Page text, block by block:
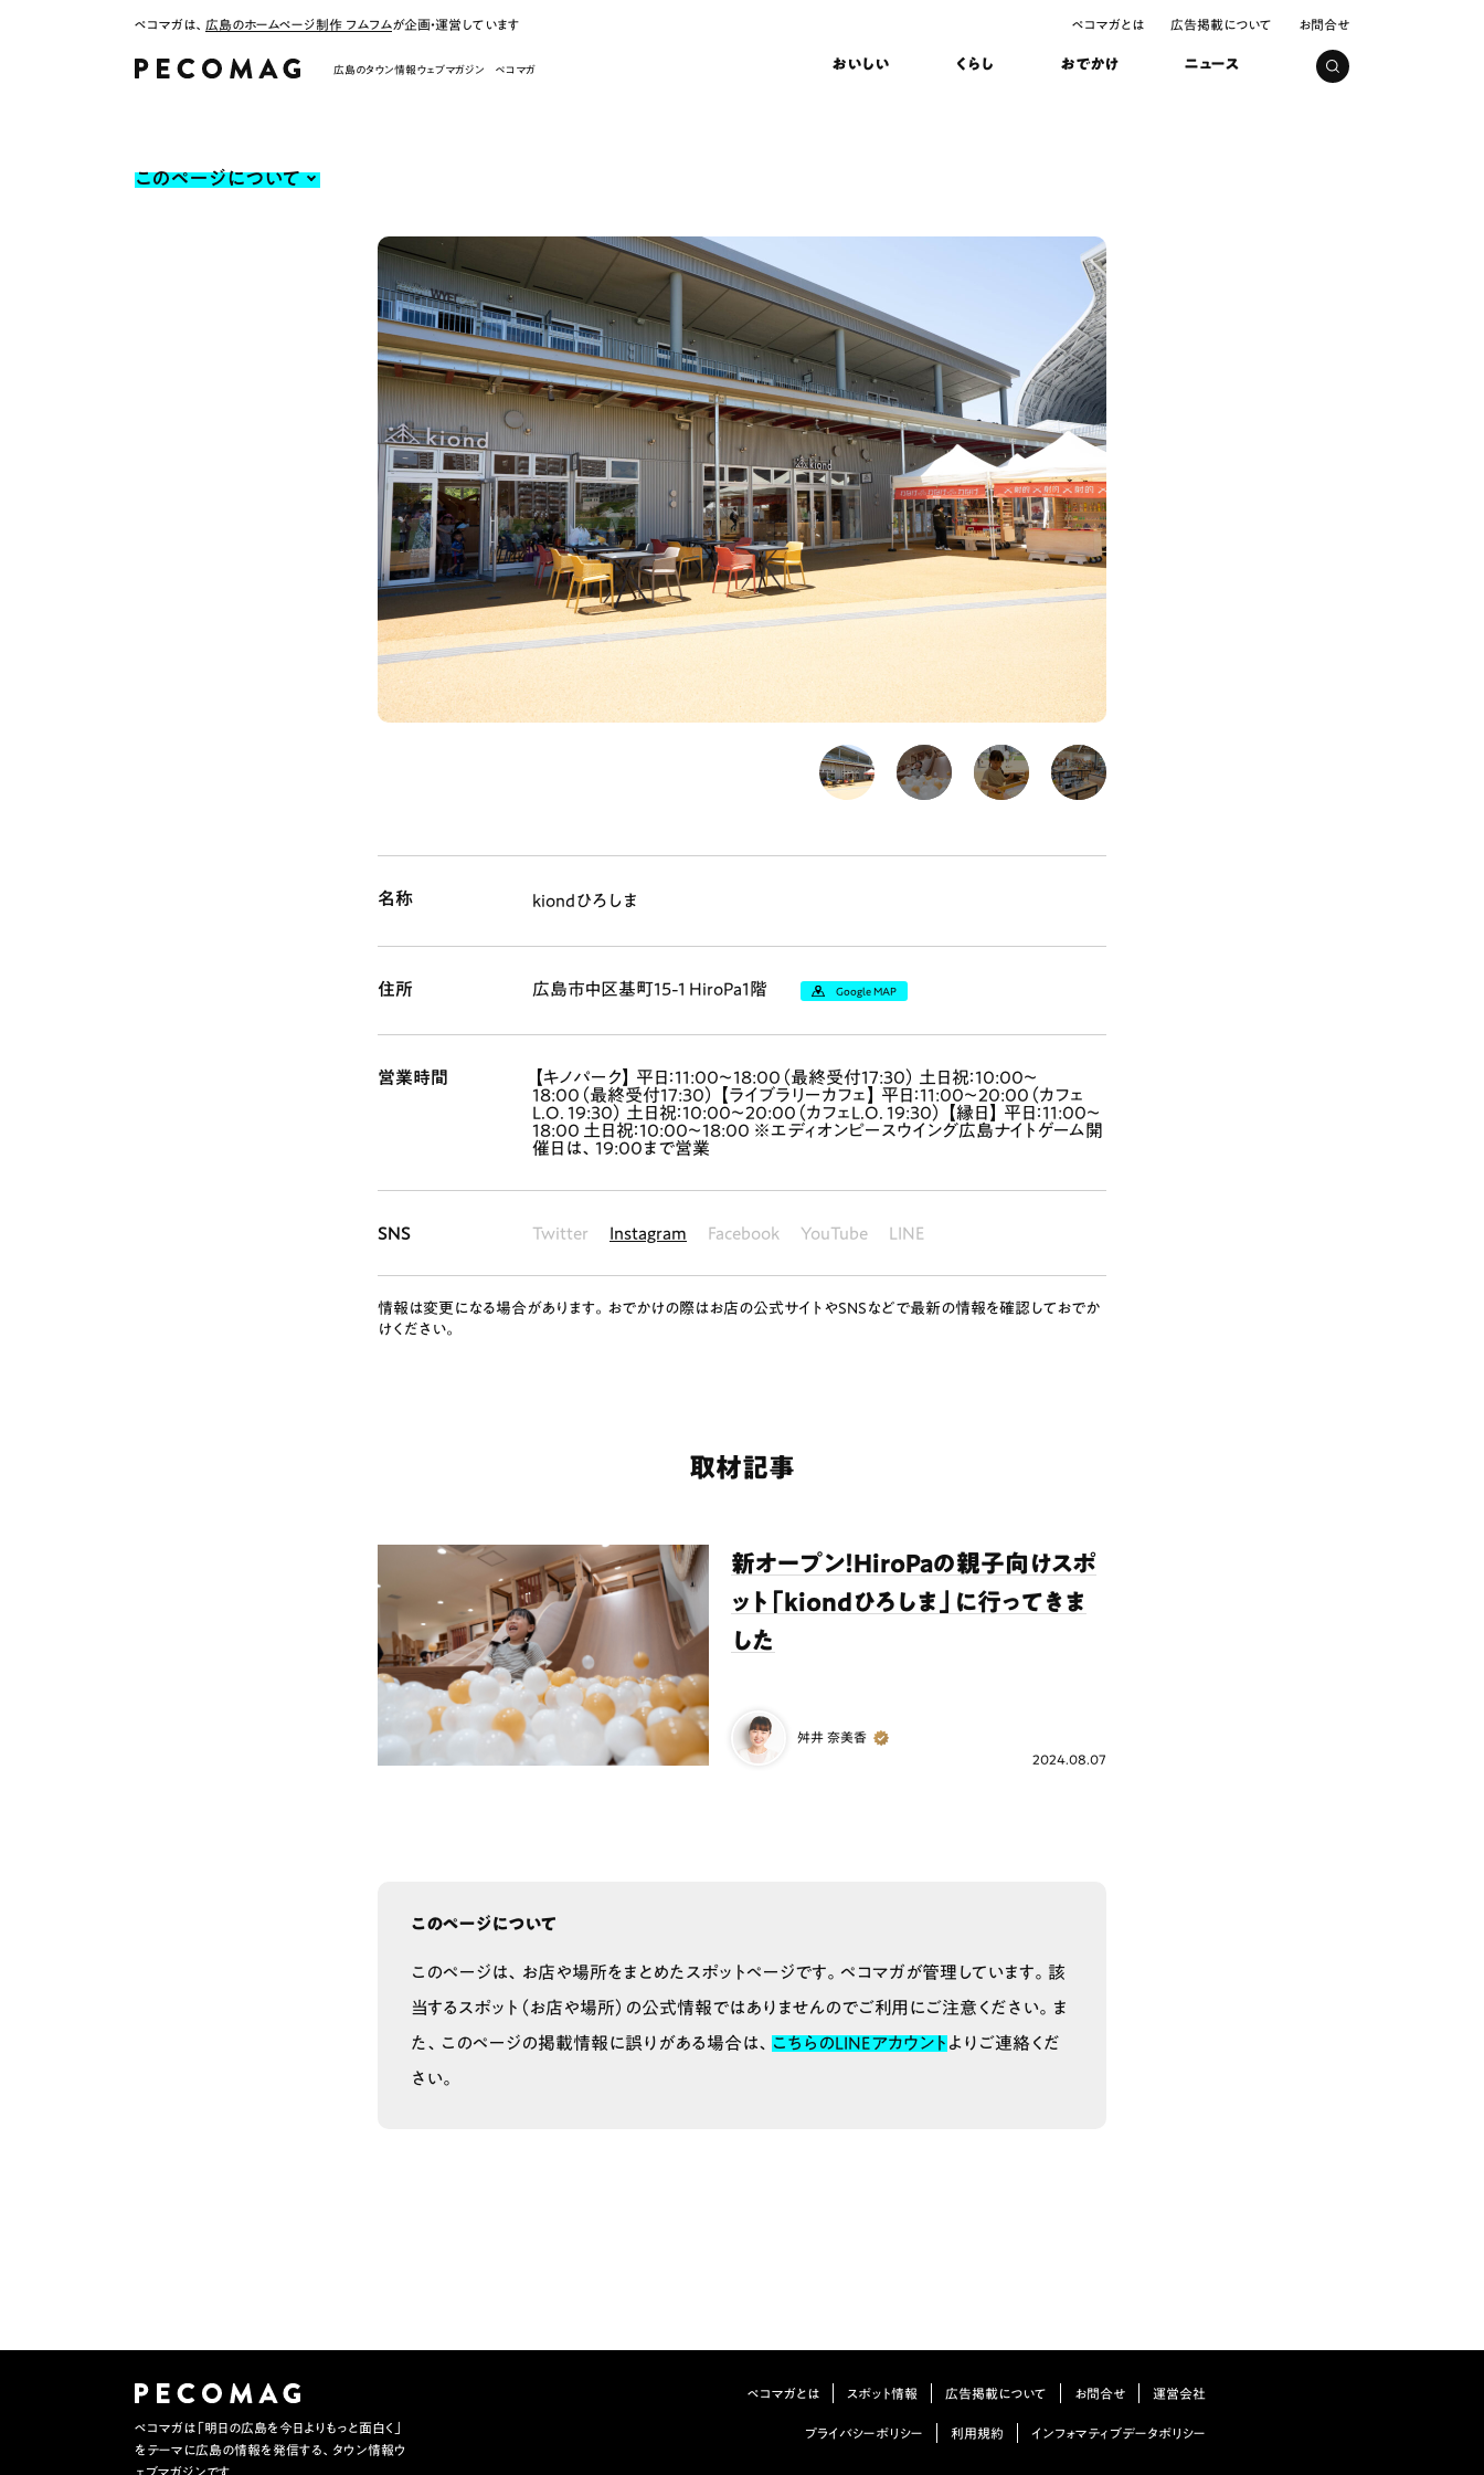
ペコマガは、 広島のホームページ制作 フムフムが企画・運営しています ペコマガとは 広告掲載について お問合せ
広島のタウン情報ウェブマガジン ペコマガ おいしい くらし おでかけ ニュース
このページについて
名称 kiondひろしま
住所 広島市中区基町15-1 HiroPa1階 Google MAP
営業時間
【キノパーク】 平日：11:00～18:00（最終受付17:30） 土日祝：10:00～
18:00（最終受付17:30） 【ライブラリーカフェ】 平日：11:00～20:00（カフェ
L.O. 19:30） 土日祝：10:00～20:00（カフェL.O. 19:30） 【縁日】 平日：11:00～
18:00 土日祝：10:00～18:00 ※エディオンピースウイング広島ナイトゲーム開
催日は、19:00まで営業
SNS Twitter Instagram Facebook YouTube LINE
情報は変更になる場合があります。おでかけの際はお店の公式サイトやSNSなどで最新の情報を確認しておでか
けください。
取材記事
新オープン！HiroPaの親子向けスポ
ット「kiondひろしま」に行ってきま
した
舛井 奈美香
2024.08.07
このページについて
このページは、お店や場所をまとめたスポットページです。ペコマガが管理しています。該
当するスポット（お店や場所）の公式情報ではありませんのでご利用にご注意ください。ま
た、このページの掲載情報に誤りがある場合は、
こちらのLINEアカウント よりご連絡くだ
さい。
ペコマガは「明日の広島を今日よりもっと面白く」
をテーマに広島の情報を発信する、タウン情報ウ
ェブマガジンです
ペコマガとは スポット情報 広告掲載について お問合せ 運営会社
プライバシーポリシー 利用規約 インフォマティブデータポリシー